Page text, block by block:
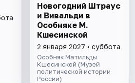
Новогодний Штраус
и Вивальди в
Особняке М.
Кшесинской
2 января 2027 • суббота
Особняк Матильды
Кшесинской (Музей
политической истории
России)